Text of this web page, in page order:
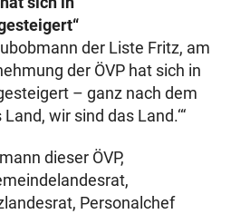
der Liste Fritz, am
der ÖVP hat sich in
– ganz nach dem
wir sind das Land.‘“
dieser ÖVP,
Personalchef